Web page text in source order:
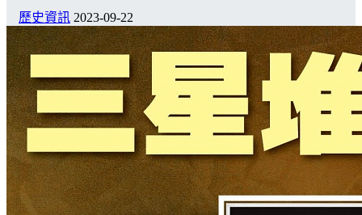
歷史資訊 2023-09-22